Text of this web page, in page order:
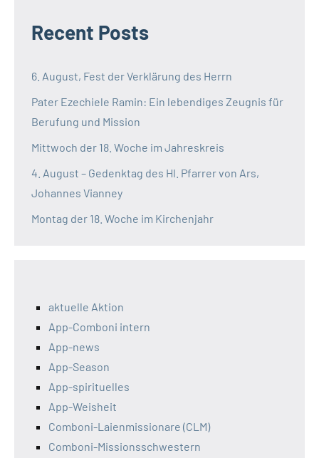
Recent Posts
6. August, Fest der Verklärung des Herrn
Pater Ezechiele Ramin: Ein lebendiges Zeugnis für
Berufung und Mission
Mittwoch der 18. Woche im Jahreskreis
4. August – Gedenktag des Hl. Pfarrer von Ars,
Johannes Vianney
Montag der 18. Woche im Kirchenjahr
aktuelle Aktion
App-Comboni intern
App-news
App-Season
App-spirituelles
App-Weisheit
Comboni-Laienmissionare (CLM)
Comboni-Missionsschwestern